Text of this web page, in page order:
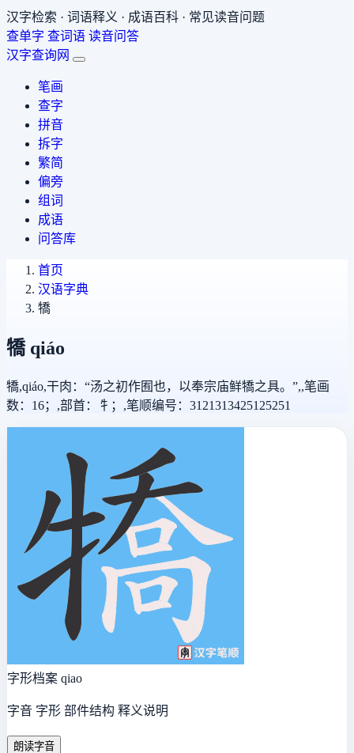
汉字检索 · 词语释义 · 成语百科 · 常见读音问题
查单字 查词语 读音问答
汉字查询网
笔画
查字
拼音
拆字
繁简
偏旁
组词
成语
问答库
首页
汉语字典
犞
犞 qiáo
犞,qiáo,干肉：“汤之初作囿也，以奉宗庙鲜犞之具。”,,笔画
数：16；,部首：牜；,笔顺编号：3121313425125251
字形档案 qiao
字音 字形 部件结构 释义说明
朗读字音